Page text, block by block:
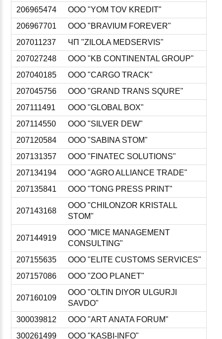
206965474
ООО "YOM TOV KREDIT"
206967701
ООО "BRAVIUM FOREVER"
207011237
ЧП "ZILOLA MEDSERVIS"
207027248
ООО "KB CONTINENTAL GROUP"
207040185
ООО "CARGO TRACK"
207045756
ООО "GRAND TRANS SQURE"
207111491
ООО "GLOBAL BOX"
207114550
ООО "SILVER DEW"
207120584
ООО "SABINA STOM"
207131357
ООО "FINATEC SOLUTIONS"
207134194
ООО "AGRO ALLIANCE TRADE"
207135841
ООО "TONG PRESS PRINT"
207143168
ООО "CHILONZOR KRISTALL
STOM"
207144919
ООО "MICE MANAGEMENT
CONSULTING"
207155635
ООО "ELITE CUSTOMS SERVICES"
207157086
ООО "ZOO PLANET"
207160109
ООО "OLTIN DIYOR ULGURJI
SAVDO"
300039812
ООО "ART ANATA FORUM"
300261499
ООО "KASBI-INFO"